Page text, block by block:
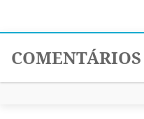
COMENTÁRIOS